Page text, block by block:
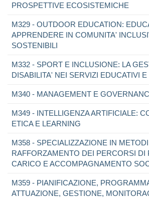
PROSPETTIVE ECOSISTEMICHE
M329 - OUTDOOR EDUCATION:
APPRENDERE IN COMUNITA'
SOSTENIBILI
M332 - SPORT E INCLUSIONE: LA
DISABILITA' NEI SERVIZI EDUCATIVI
M340 - MANAGEMENT E
M349 - INTELLIGENZA ARTIFICIALE:
ETICA E LEARNING
M358 - SPECIALIZZAZIONE IN
RAFFORZAMENTO DEI PERCORSI DI
CARICO E ACCOMPAGNAMENTO
M359 - PIANIFICAZIONE,
ATTUAZIONE, GESTIONE,